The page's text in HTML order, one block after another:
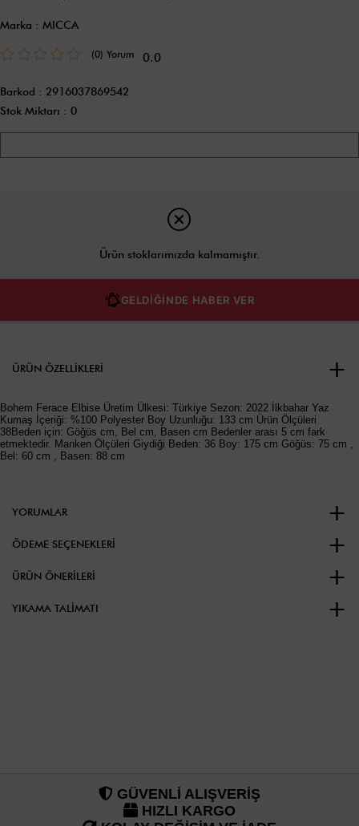
Marka : MICCA
(0) 0.0
Barkod : 2916037869542
Stok Miktarı : 0
Ürün stoklarımızda kalmamıştır.
GELDİĞİNDE HABER VER
ÜRÜN ÖZELLIKLERI
Bohem Ferace Elbise Üretim Ülkesi: Türkiye Sezon: 2022 İlkbahar Yaz
Kumaş İçeriği: %100 Polyester Boy Uzunluğu: 133 cm Ürün Ölçüleri
38Beden için: Göğüs cm, Bel cm, Basen cm Bedenler arası 5 cm fark
etmektedir. Manken Ölçüleri Giydiği Beden: 36 Boy: 175 cm Göğüs: 75 cm ,
Bel: 60 cm , Basen: 88 cm
YORUMLAR
ÖDEME SEÇENEKLERI
ÜRÜN ÖNERILERI
YIKAMA TALIMATI
GÜVENLİ ALIŞVERİŞ
HIZLI KARGO